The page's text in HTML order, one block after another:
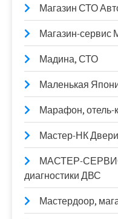
Магазин СТО
Магазин-сервис
Мадина, СТО
Маленькая
Марафон, отель-
Мастер-НК
МАСТЕР-
диагностики ДВС
Мастердоор,